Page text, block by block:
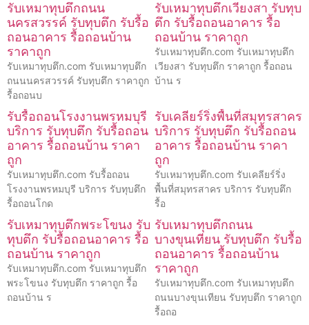
รับเหมาทุบตึกถนน
นครสวรรค์ รับทุบตึก รับรื้อ
ถอนอาคาร รื้อถอนบ้าน
ราคาถูก
รับเหมาทุบตึก.com รับเหมาทุบตึก
ถนนนครสวรรค์ รับทุบตึก ราคาถูก
รื้อถอนบ
รับเหมาทุบตึกเวียงสา รับทุบ
ตึก รับรื้อถอนอาคาร รื้อ
ถอนบ้าน ราคาถูก
รับเหมาทุบตึก.com รับเหมาทุบตึก
เวียงสา รับทุบตึก ราคาถูก รื้อถอน
บ้าน ร
รับรื้อถอนโรงงานพรหมบุรี
บริการ รับทุบตึก รับรื้อถอน
อาคาร รื้อถอนบ้าน ราคา
ถูก
รับเหมาทุบตึก.com รับรื้อถอน
โรงงานพรหมบุรี บริการ รับทุบตึก
รื้อถอนโกด
รับเคลียร์ริ่งพื้นที่สมุทรสาคร
บริการ รับทุบตึก รับรื้อถอน
อาคาร รื้อถอนบ้าน ราคา
ถูก
รับเหมาทุบตึก.com รับเคลียร์ริ่ง
พื้นที่สมุทรสาคร บริการ รับทุบตึก
รื้อ
รับเหมาทุบตึกพระโขนง รับ
ทุบตึก รับรื้อถอนอาคาร รื้อ
ถอนบ้าน ราคาถูก
รับเหมาทุบตึก.com รับเหมาทุบตึก
พระโขนง รับทุบตึก ราคาถูก รื้อ
ถอนบ้าน ร
รับเหมาทุบตึกถนน
บางขุนเทียน รับทุบตึก รับรื้อ
ถอนอาคาร รื้อถอนบ้าน
ราคาถูก
รับเหมาทุบตึก.com รับเหมาทุบตึก
ถนนบางขุนเทียน รับทุบตึก ราคาถูก
รื้อถอ